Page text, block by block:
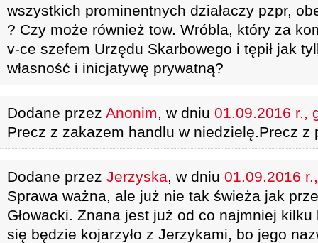
wszystkich prominentnych działaczy pzpr,
? Czy może również tow. Wróbla, który za
v-ce szefem Urzędu Skarbowego i tępił jak
własność i inicjatywę prywatną?
Dodane przez Anonim, w dniu 01.09.2016 r.,
Precz z zakazem handlu w niedzielę.Precz z
Dodane przez Jerzyska, w dniu 01.09.2016
Sprawa ważna, ale już nie tak świeża jak
Głowacki. Znana jest już od co najmniej
się będzie kojarzyło z Jerzykami, bo jego